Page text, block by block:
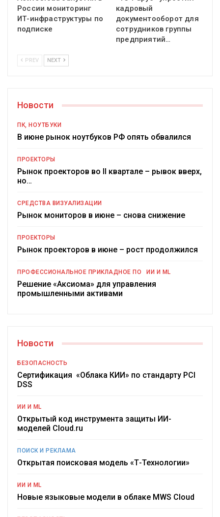
России мониторинг
ИТ-инфраструктуры по
подписке
кадровый
документооборот для
сотрудников группы
предприятий…
PREV NEXT
Новости
ПК, НОУТБУКИ
В июне рынок ноутбуков РФ опять обвалился
ПРОЕКТОРЫ
Рынок проекторов во II квартале – рывок вверх,
но…
СРЕДСТВА ВИЗУАЛИЗАЦИИ
Рынок мониторов в июне – снова снижение
ПРОЕКТОРЫ
Рынок проекторов в июне – рост продолжился
ПРОФЕССИОНАЛЬНОЕ ПРИКЛАДНОЕ ПО ИИ И ML
Решение «Аксиома» для управления
промышленными активами
Новости
БЕЗОПАСНОСТЬ
Сертификация «Облака КИИ» по стандарту PCI
DSS
ИИ И ML
Открытый код инструмента защиты ИИ-
моделей Cloud.ru
ПОИСК И РЕКЛАМА
Открытая поисковая модель «Т-Технологии»
ИИ И ML
Новые языковые модели в облаке MWS Cloud